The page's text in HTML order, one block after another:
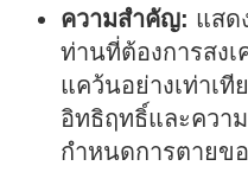
ความสำคัญ: แสด
ท่านที่ต้องการสง
แคว้นอย่างเท่าเที
อิทธิฤทธิ์และควา
กำหนดการตายข